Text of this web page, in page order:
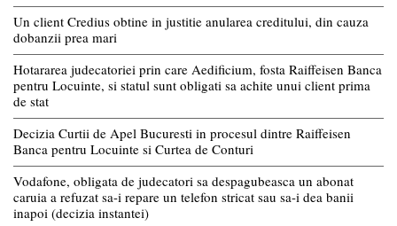
Un client Credius obtine in justitie anularea creditului, din cauza
dobanzii prea mari
Hotararea judecatoriei prin care Aedificium, fosta Raiffeisen Banca
pentru Locuinte, si statul sunt obligati sa achite unui client prima
de stat
Decizia Curtii de Apel Bucuresti in procesul dintre Raiffeisen
Banca pentru Locuinte si Curtea de Conturi
Vodafone, obligata de judecatori sa despagubeasca un abonat
caruia a refuzat sa-i repare un telefon stricat sau sa-i dea banii
inapoi (decizia instantei)